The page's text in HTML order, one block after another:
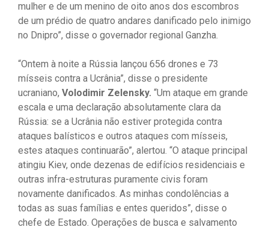
mulher e de um menino de oito anos dos escombros
de um prédio de quatro andares danificado pelo inimigo
no Dnipro”, disse o governador regional Ganzha.
“Ontem à noite a Rússia lançou 656 drones e 73
mísseis contra a Ucrânia”, disse o presidente
ucraniano, Volodimir Zelensky. “Um ataque em grande
escala e uma declaração absolutamente clara da
Rússia: se a Ucrânia não estiver protegida contra
ataques balísticos e outros ataques com mísseis,
estes ataques continuarão”, alertou. “O ataque principal
atingiu Kiev, onde dezenas de edifícios residenciais e
outras infra-estruturas puramente civis foram
novamente danificados. As minhas condolências a
todas as suas famílias e entes queridos”, disse o
chefe de Estado. Operações de busca e salvamento